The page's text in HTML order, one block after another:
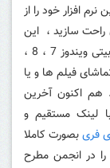
افزار خود را از
سازید ، این
نرم افزار با پشتیبانی کامل از نسخه های 32 و 64 بیتی ویندوز 7 ، 8 ،
فیلم ها و یا
هم اکنون آخرین
با لینک مستقیم و
فریبصورت کاملا
را در انجمن مطرح